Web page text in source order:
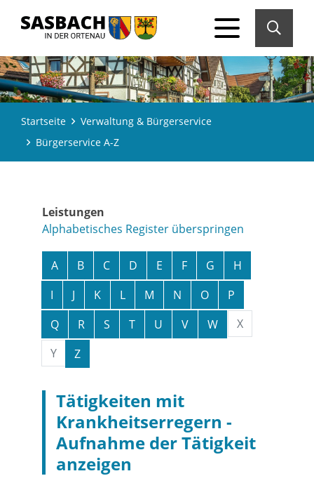
Startseite
Verwaltung & Bürgerservice
Bürgerservice A-Z
Leistungen
Alphabetisches Register überspringen
A B C D E F G
H
I
J K L M N O
P
Q
R S T U V W
X
Y
Z
Tätigkeiten mit
Krankheitserregern -
Aufnahme der Tätigkeit
anzeigen